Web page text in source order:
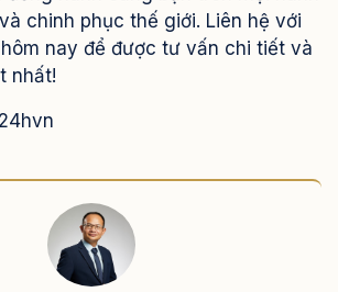
chinh phục thế giới. Liên hệ với
nay để được tư vấn chi tiết và
nhất!